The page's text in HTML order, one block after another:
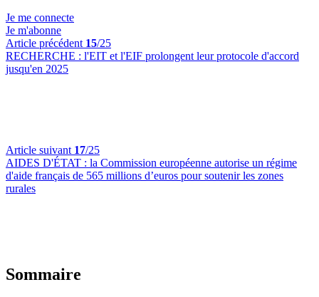
Je me connecte
Je m'abonne
Article précédent 15/25
RECHERCHE : l'EIT et l'EIF prolongent leur protocole d'accord
jusqu'en 2025
Article suivant 17/25
AIDES D'ÉTAT : la Commission européenne autorise un régime
d'aide français de 565 millions d’euros pour soutenir les zones
rurales
Sommaire